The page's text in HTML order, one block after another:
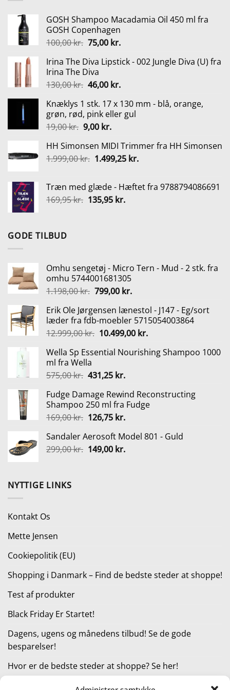
GOSH Shampoo Macadamia Oil 450 ml fra
GOSH Copenhagen
100,00kr. Den
pris
var:
100,00 kr..
75,00 kr.Den
pris
75,00 kr..
Irina The Diva Lipstick - 002 Jungle Diva (U) fra
Irina The Diva
130,00kr. Den
pris
var:
130,00 kr..
46,00 kr.Den
pris
er:
Knæklys 1 stk. 17 x 130 mm - blå, orange,
grøn, rød, pink eller gul
19,00kr. Den
pris
var:
9,00 kr.Den
pris
er:
HH Simonsen MIDI Trimmer fra HH Simonsen
1.999,00kr. Den
var:
1.999,00 kr..
1.499,25 kr.Den
er:
Træn med glæde - Hæftet fra 9788794086691
169,95kr. Den
135,95 kr.Den
GODE TILBUD
Omhu sengetøj - Micro Tern - Mud - 2 stk. fra
omhu 5744001681305
1.198,00kr. Den
pris
var:
1.198,00 kr..
799,00 kr.Den
pris
er:
799,00 kr..
Erik Ole Jørgensen lænestol - J147 - Eg/sort
læder fra fdb-moebler 5715054003864
12.999,00kr. Den
pris
12.999,00 kr..
10.499,00 kr.Den
pris
Wella Sp Essential Nourishing Shampoo 1000
ml fra Wella
575,00kr. Den
pris
var:
575,00 kr..
431,25 kr.Den
pris
er:
431,25 kr..
Fudge Damage Rewind Reconstructing
Shampoo 250 ml fra Fudge
169,00kr. Den
pris
var:
126,75 kr.Den
pris
er:
Sandaler Aerosoft Model 801 - Guld
299,00kr. Den
149,00 kr.Den
NYTTIGE LINKS
Kontakt Os
Mette Jensen
Cookiepolitik (EU)
Shopping i Danmark – Find de bedste steder at shoppe!
Test af produkter
Black Friday Er Startet!
Dagens, ugens og månedens tilbud! Se de gode
besparelser!
Hvor er de bedste steder at shoppe? Se her!